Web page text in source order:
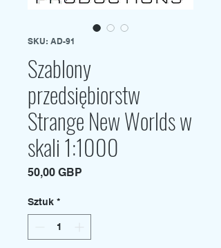
SKU: AD-91
Szablony
przedsiębiorstw
Strange New Worlds w
skali 1:1000
50,00 GBP
Sztuk *